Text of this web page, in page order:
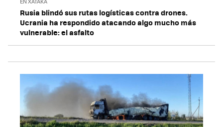
Rusia blindó sus rutas logísticas contra drones.
Ucrania ha respondido atacando algo mucho más
vulnerable: el asfalto